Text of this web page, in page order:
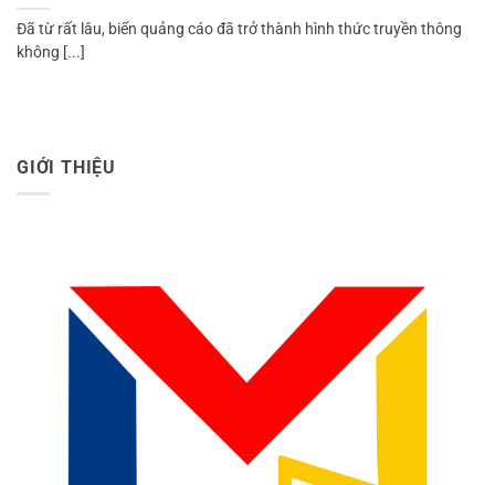
Đã từ rất lâu, biển quảng cáo đã trở thành hình thức truyền thông
không [...]
GIỚI THIỆU